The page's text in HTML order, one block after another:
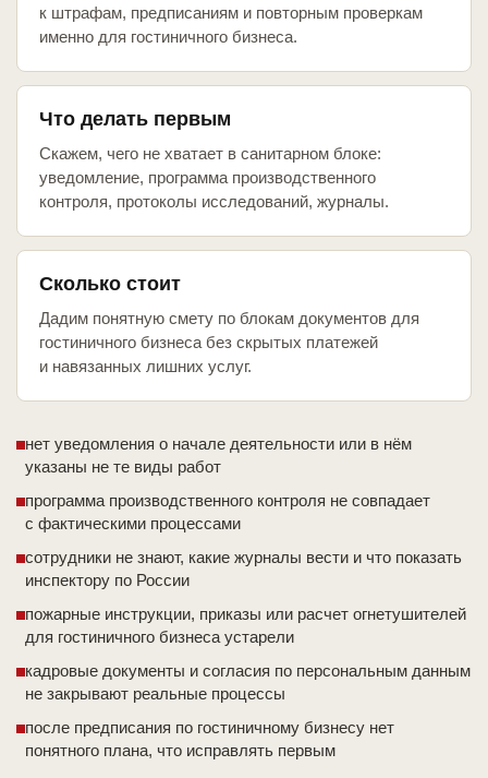
к штрафам, предписаниям и повторным проверкам
именно для гостиничного бизнеса.
Что делать первым
Скажем, чего не хватает в санитарном блоке:
уведомление, программа производственного
контроля, протоколы исследований, журналы.
Сколько стоит
Дадим понятную смету по блокам документов для
гостиничного бизнеса без скрытых платежей
и навязанных лишних услуг.
нет уведомления о начале деятельности или в нём
указаны не те виды работ
программа производственного контроля не совпадает
с фактическими процессами
сотрудники не знают, какие журналы вести и что показать
инспектору по России
пожарные инструкции, приказы или расчет огнетушителей
для гостиничного бизнеса устарели
кадровые документы и согласия по персональным данным
не закрывают реальные процессы
после предписания по гостиничному бизнесу нет
понятного плана, что исправлять первым